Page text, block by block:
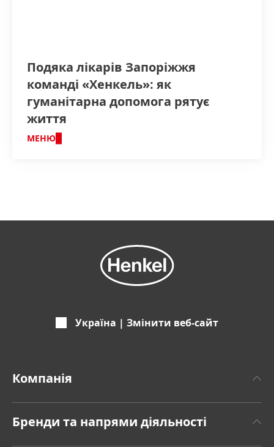
Подяка лікарів Запоріжжя
команді «Хенкель»: як
гуманітарна допомога рятує
життя
МЕНЮ
Україна | Змінити веб-сайт
Компанія
Бренди та напрями діяльності